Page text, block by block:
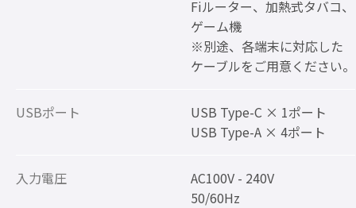
Fiルーター、加熱式タバコ、
ゲーム機
※別途、各端末に対応した
ケーブルをご用意ください。
USBポート
USB Type-C × 1ポート
USB Type-A × 4ポート
入力電圧
AC100V - 240V
50/60Hz